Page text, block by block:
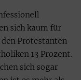
sich kaum für
Protestanten
13 Prozent.
sich sogar